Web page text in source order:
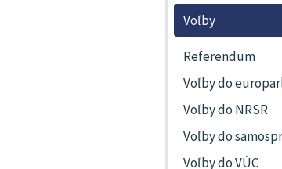
Voľby
Referendum
Voľby do
Voľby do NRSR
Voľby do
Voľby do VÚC